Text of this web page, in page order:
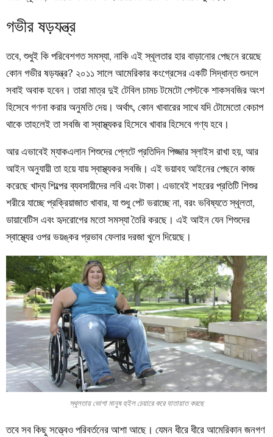
গভীর ষড়যন্ত্র
তবে, শুধুই কি পরিবেশগত সমস্যা, নাকি এই স্থূলতার হার বাড়ানোর পেছনে রয়েছে
কোন গভীর ষড়যন্ত্র? ২০১১ সালে আমেরিকার কংগ্রেসের একটি সিদ্ধান্ত শুনলে
সবাই অবাক হবেন। তারা মাত্র দুই টেবিল চামচ টমেটো পেস্টকে শাকসবজির অংশ
হিসেবে গণনা করার অনুমতি দেয়। অর্থাৎ, কোন খাবারের সাথে যদি টোমেতো কেচাপ
থাকে তাহলেই তা সবজি বা স্বাস্থ্যকর হিসেবে খাবার হিসেবে গণ্য হবে।
আর এভাবেই ম্যাকএলান শিশুদের প্লেটে প্রতিদিন পিজ্জার স্লাইস রাখা হয়, আর
আইন অনুযায়ী তা হয়ে যায় স্বাস্থ্যকর সবজি। এই ভয়াবহ আইনের পেছনে কাজ
করেছে খাদ্য শিল্পের ব্যবসায়ীদের লবি এবং টাকা। এভাবেই শহরের প্রতিটি শিশুর
শরীরে যাচ্ছে প্রক্রিয়াজাত খাবার, যা শুধু পেট ভরাচ্ছে না, বরং ভবিষ্যতে স্থূলতা,
ডায়াবেটিস এবং হৃদরোগের মতো সমস্যা তৈরি করছে। এই আইন যেন শিশুদের
স্বাস্থ্যের ওপর ভয়ঙ্কর প্রভাব ফেলার দরজা খুলে দিয়েছে।
স্থূলতায় ভোগা মানুষ হুইল চেয়ারে করে যাতায়াত করছে
তবে সব কিছু সত্ত্বেও পরিবর্তনের আশা আছে। যেমন ধীরে ধীরে আমেরিকান জনগণ